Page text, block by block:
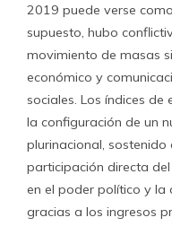
2019 puede verse
supuesto, hubo
movimiento de masas
económico y
sociales. Los índices
la configuración de un
plurinacional, sostenido
participación directa
en el poder político y la
gracias a los ingresos